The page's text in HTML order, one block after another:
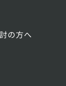
の方へ